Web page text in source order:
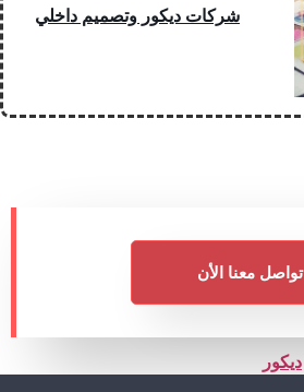
شركات ديكور وتصميم داخلي
تواصل معنا الأن
ديكور